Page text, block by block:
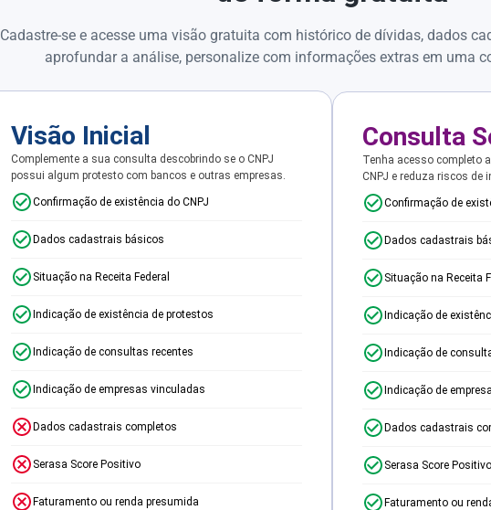
Cadastre-se e acesse uma visão gratuita com histórico de dívidas, dados
aprofundar a análise, personalize com informações extras em uma
Visão Inicial
Complemente a sua consulta descobrindo se o CNPJ
possui algum protesto com bancos e outras empresas.
Confirmação de existência do CNPJ
Dados cadastrais básicos
Situação na Receita Federal
Indicação de existência de protestos
Indicação de consultas recentes
Indicação de empresas vinculadas
Dados cadastrais completos
Serasa Score Positivo
Faturamento ou renda presumida
Consulta
Tenha acesso completo
CNPJ e reduza riscos de
Confirmação de
Dados cadastrais
Situação na Receita
Indicação de
Indicação de
Indicação de
Dados cadastrais
Serasa Score Positivo
Faturamento ou